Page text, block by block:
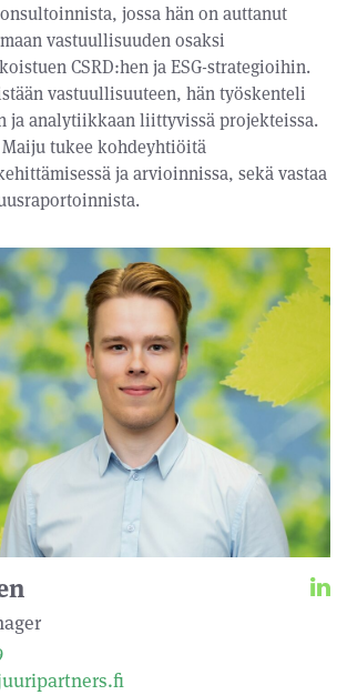
jossa hän on auttanut
vastuullisuuden osaksi
CSRD:hen ja ESG-strategioihin.
vastuullisuuteen, hän työskenteli
ja analytiikkaan liittyvissä projekteissa.
tukee kohdeyhtiöitä
ja arvioinnissa, sekä vastaa